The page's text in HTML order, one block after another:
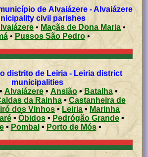
de Alvaiázere - Alvaiázere
civil parishes
• Maçãs de Dona Maria•
• Pussos São Pedro•
de Leiria - Leiria district
municipalities
Alvaiázere• Ansião•Batalha•
Caldas da Rainha• Castanheira de
Figueiró dos Vinhos • Leiria • Marinha
• Óbidos• Pedrógão Grande•
• Pombal • Porto de Mós•